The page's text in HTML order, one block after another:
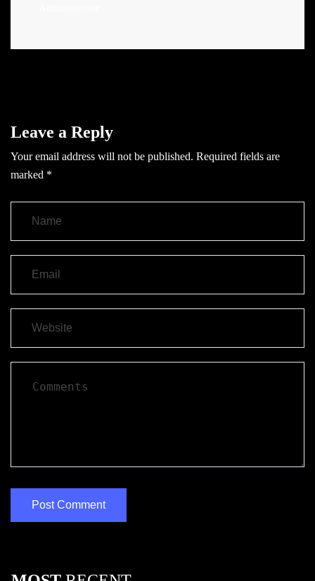
Leave a Reply
Your email address will not be published. Required fields are
marked *